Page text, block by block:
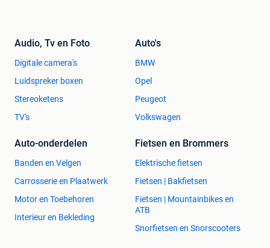
Audio, Tv en Foto
Digitale camera's
Luidspreker boxen
Stereoketens
TV's
Auto's
BMW
Opel
Peugeot
Volkswagen
Auto-onderdelen
Banden en Velgen
Carrosserie en Plaatwerk
Motor en Toebehoren
Interieur en Bekleding
Fietsen en Brommers
Elektrische fietsen
Fietsen | Bakfietsen
Fietsen | Mountainbikes en
ATB
Snorfietsen en Snorscooters